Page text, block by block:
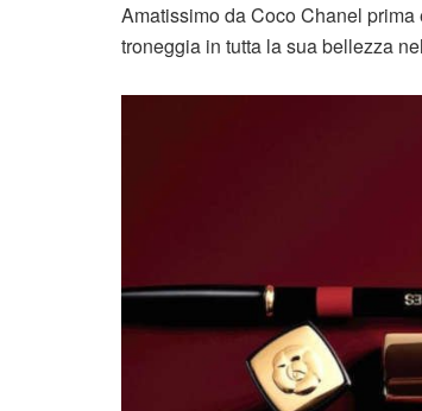
Amatissimo da Coco Chanel
troneggia in tutta la sua bellezza